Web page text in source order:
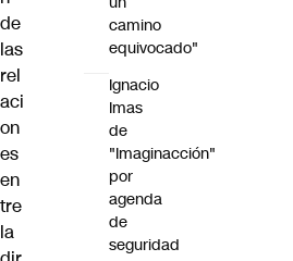
de
las
rel
aci
on
es
en
tre
la
camino
equivocado"
Ignacio
Imas
de
"Imaginacción"
por
agenda
de
seguridad